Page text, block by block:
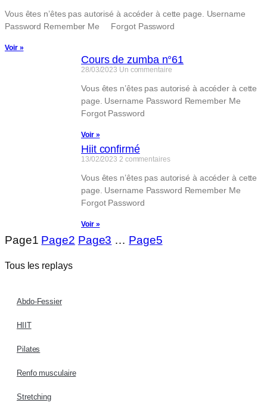
Vous êtes n’êtes pas autorisé à accéder à cette page. Username
Password Remember Me Forgot Password
Voir »
Cours de zumba n°61
28/03/2023 Un commentaire
Vous êtes n’êtes pas autorisé à accéder à cette
page. Username Password Remember Me
Forgot Password
Voir »
Hiit confirmé
13/02/2023 2 commentaires
Vous êtes n’êtes pas autorisé à accéder à cette
page. Username Password Remember Me
Forgot Password
Voir »
Page1 Page2 Page3 … Page5
Tous les replays
Abdo-Fessier
HIIT
Pilates
Renfo musculaire
Stretching